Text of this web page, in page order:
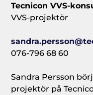
Tecnicon VVS-
VVS-projektör
076-796 68 60
Sandra Persson
projektör på